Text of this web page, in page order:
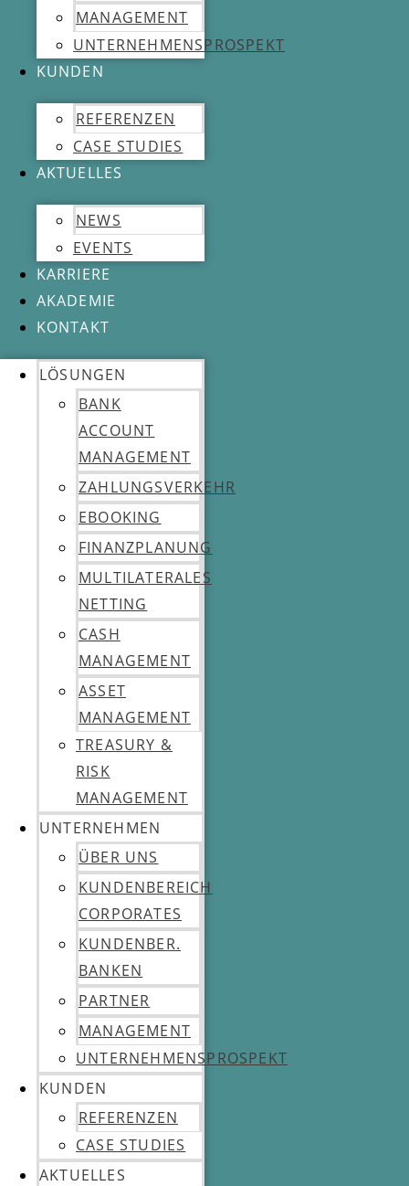
MANAGEMENT
UNTERNEHMENSPROSPEKT
KUNDEN
REFERENZEN
CASE STUDIES
AKTUELLES
NEWS
EVENTS
KARRIERE
AKADEMIE
KONTAKT
LÖSUNGEN
BANK
ACCOUNT
MANAGEMENT
ZAHLUNGSVERKEHR
EBOOKING
FINANZPLANUNG
MULTILATERALES
NETTING
CASH
MANAGEMENT
ASSET
MANAGEMENT
TREASURY &
RISK
MANAGEMENT
UNTERNEHMEN
ÜBER UNS
KUNDENBEREICH
CORPORATES
KUNDENBER.
BANKEN
PARTNER
MANAGEMENT
UNTERNEHMENSPROSPEKT
KUNDEN
REFERENZEN
CASE STUDIES
AKTUELLES